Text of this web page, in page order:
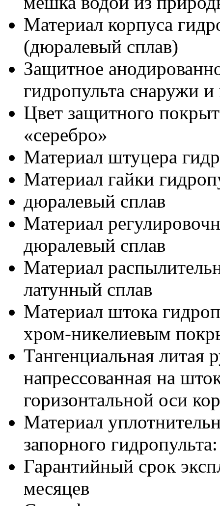
Материал корпуса
(дюралевый сплав)
Защитное
гидропульта снаружи и
Цвет защитного
«серебро»
Материал штуцера
Материал гайки
дюралевый сплав
Материал
дюралевый сплав
Материал
латунный сплав
Материал штока
хром-никелиевым
Тангенциальная литая
напрессованная на
горизонтальной оси
Материал
запорного
Гарантийный срок
месяцев